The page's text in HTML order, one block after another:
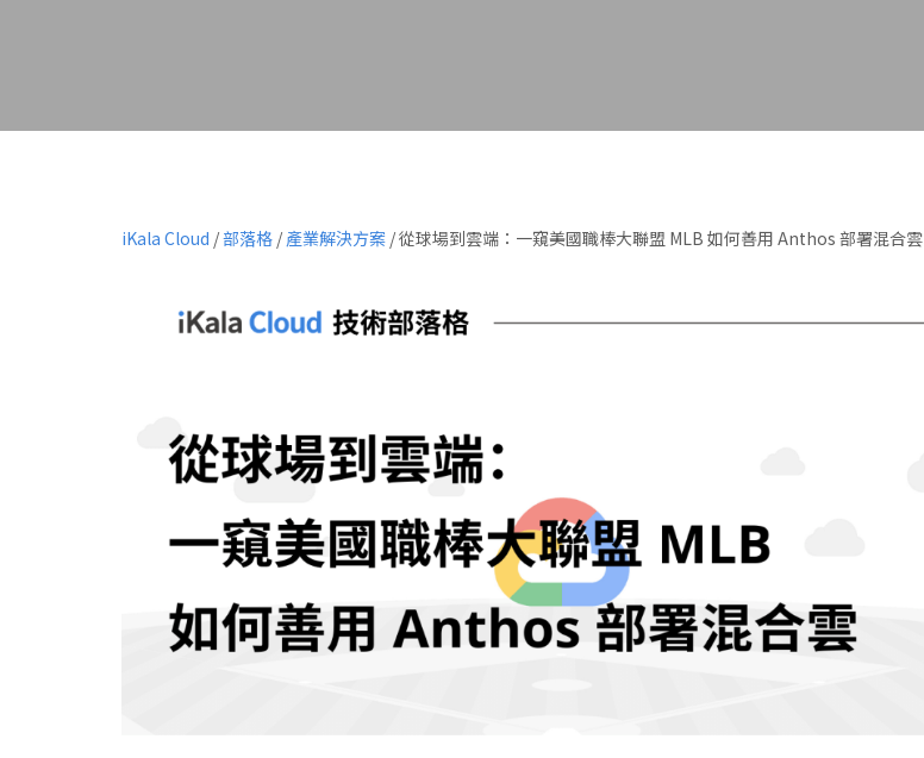
iKala Cloud /部落格 / 產業解決方案 /從球場到雲端：一窺美國職棒大聯盟 MLB 如何善用 Anthos 部署混合雲